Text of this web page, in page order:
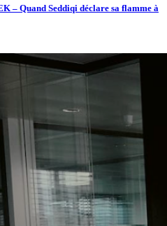
– Quand Seddiqi déclare sa flamme à